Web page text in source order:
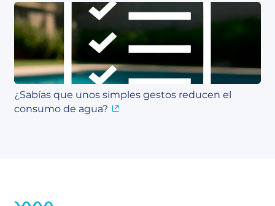
¿Sabías que unos simples gestos reducen el
consumo de agua?